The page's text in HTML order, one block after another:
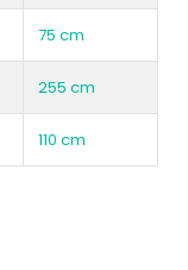
75 cm
255 cm
110 cm